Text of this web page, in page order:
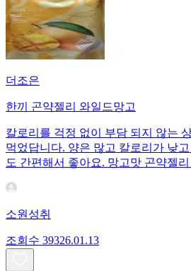
더조은
한끼 곤약젤리 와일드망고
칼로리를 걱정 없이 부담 되지 않는
먹었답니다. 양은 많고 칼로리가 낮
도 간편해서 좋아요. 망고맛 곤약젤
소원성취
조회수 39326.01.13